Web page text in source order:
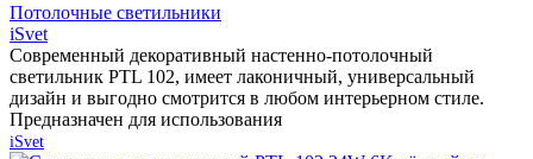
Потолочные светильники
iSvet
Современный декоративный настенно-потолочный
светильник PTL 102, имеет лаконичный, универсальный
дизайн и выгодно смотрится в любом интерьерном стиле.
Предназначен для использования
iSvet